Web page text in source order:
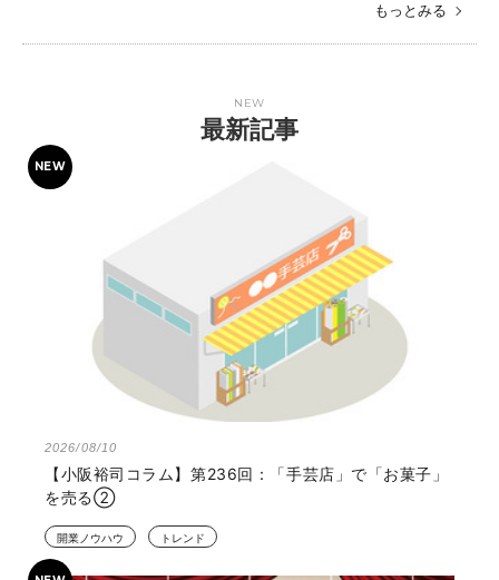
もっとみる
NEW
最新記事
2026/08/10
【小阪裕司コラム】第236回：「手芸店」で「お菓子」
を売る②
開業ノウハウ トレンド